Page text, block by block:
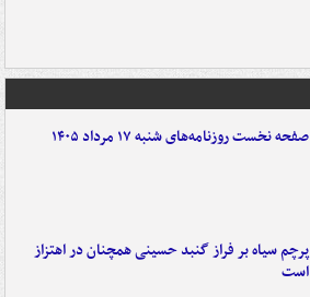
صفحه نخست روزنامه‌های شنبه ۱۷ مرداد ۱۴۰۵
پرچم سیاه بر فراز گنبد حسینی همچنان در اهتزاز
است